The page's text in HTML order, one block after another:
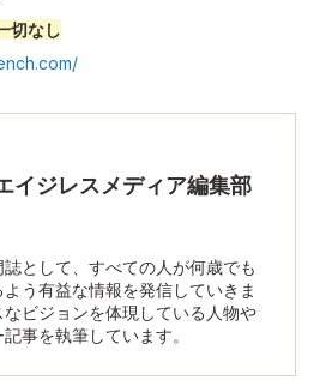
切なし
イジレスメディア編集部
として、すべての人が何歳でも
う有益な情報を発信していきま
ビジョンを体現している人物や
事を執筆しています。